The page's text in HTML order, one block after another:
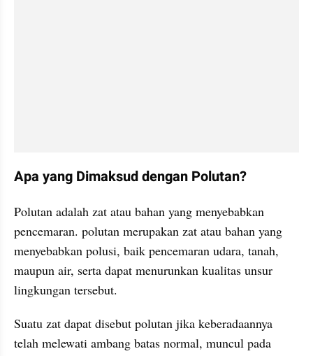
Apa yang Dimaksud dengan Polutan?
Polutan adalah zat atau bahan yang menyebabkan
pencemaran. polutan merupakan zat atau bahan yang
menyebabkan polusi, baik pencemaran udara, tanah,
maupun air, serta dapat menurunkan kualitas unsur
lingkungan tersebut.
Suatu zat dapat disebut polutan jika keberadaannya
telah melewati ambang batas normal, muncul pada